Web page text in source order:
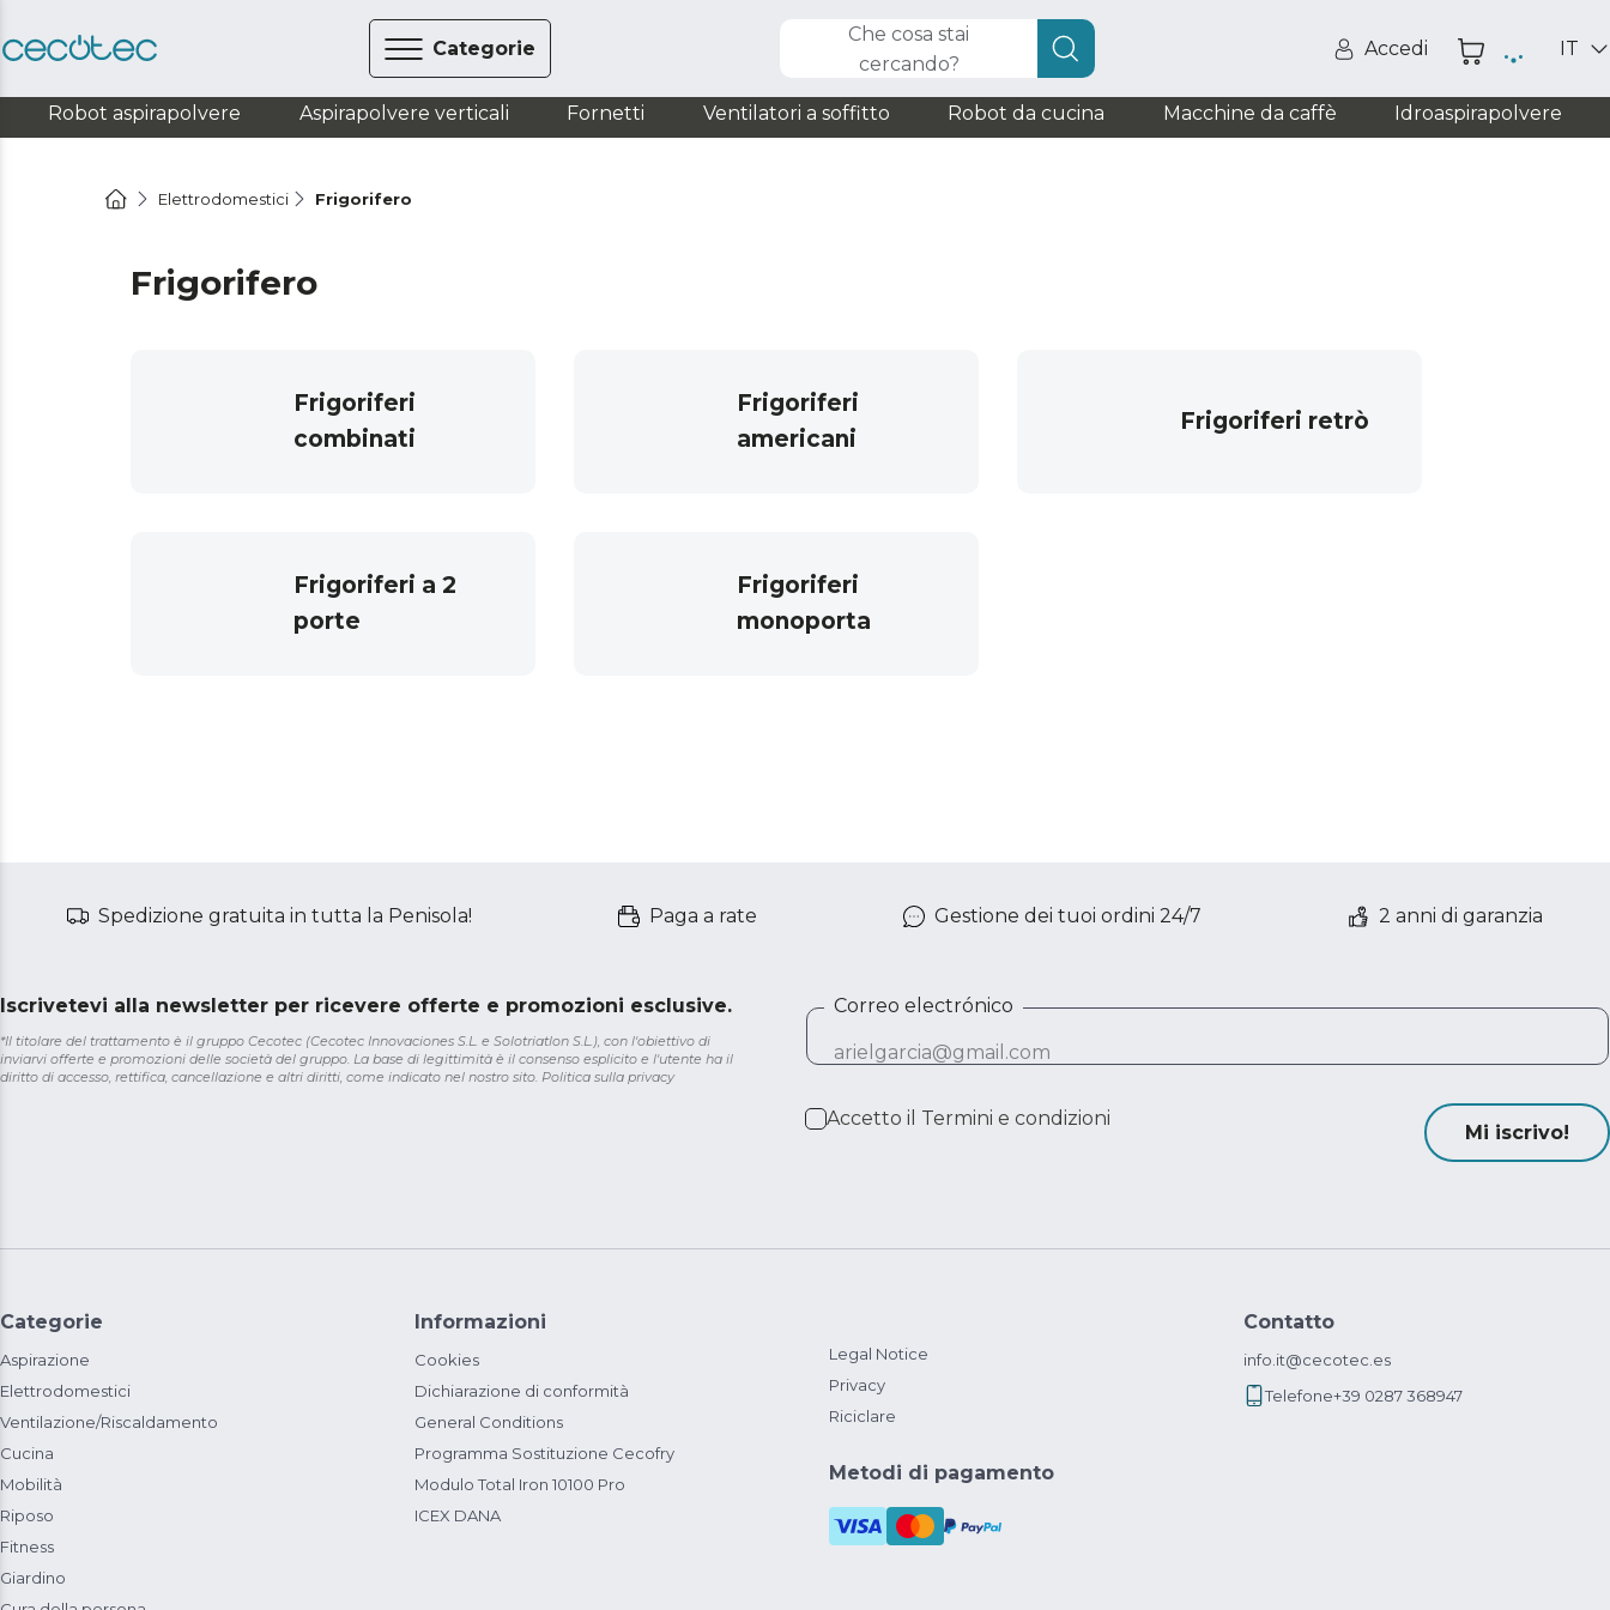
Categorie
Che cosa stai
cercando?
Accedi IT
Robot aspirapolvere Aspirapolvere verticali Fornetti Ventilatori a soffitto Robot da cucina Macchine da caffè Idroaspirapolvere
Elettrodomestici Frigorifero
Frigorifero
Frigoriferi
combinati
Frigoriferi
americani
Frigoriferi retrò
Frigoriferi a 2
porte
Frigoriferi
monoporta
Spedizione gratuita in tutta la Penisola! Paga a rate Gestione dei tuoi ordini 24/7 2 anni di garanzia
Iscrivetevi alla newsletter per ricevere offerte e promozioni esclusive.
*Il titolare del trattamento è il gruppo Cecotec (Cecotec Innovaciones S.L. e Solotriatlon S.L.), con l'obiettivo di
inviarvi offerte e promozioni delle società del gruppo. La base di legittimità è il consenso esplicito e l'utente ha il
diritto di accesso, rettifica, cancellazione e altri diritti, come indicato nel nostro sito. Politica sulla privacy
Correo electrónico
Accetto il Termini e condizioni
Mi iscrivo!
Categorie
Aspirazione
Elettrodomestici
Ventilazione/Riscaldamento
Cucina
Mobilità
Riposo
Fitness
Giardino
Informazioni
Cookies
Dichiarazione di conformità
General Conditions
Programma Sostituzione Cecofry
Modulo Total Iron 10100 Pro
ICEX DANA
Legal Notice
Privacy
Riciclare
Metodi di pagamento
Contatto
info.it@cecotec.es
Telefone+39 0287 368947